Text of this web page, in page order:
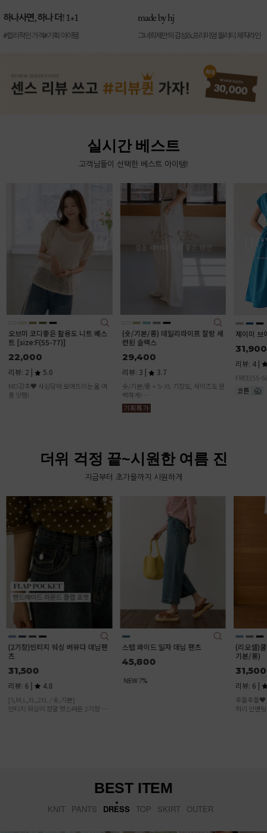
made by hj
그녀희제만의 감성&프리미엄 퀄리티 제작라인
매일 신상 업로드
신상7%할인 득템 기회
실시간 베스트
고객님들이 선택한 베스트 아이템!
(숏/기본/롱) 데일리라이프 찰랑 세
련된 슬랙스
29,400
리뷰: 3 | 3.7
숏/기본/롱 + S~XL 기장도, 사이즈도 완
벽하게!
제이미 브이 랩 원피스
31,900
리뷰: 4 |
FREE(55-66)
데일리커
더위 걱정 끝~시원한 여름 진
지금부터 초가을까지 시원하게
팬 스텝 와이드 일자 데님 팬츠
(리오셀)쿨링 아이스 와이드진(숏/
리뷰: 6 |
후들후들♥ 시원하고 사방스판소재와,
쫀쫀
츠
리뷰
기장 :
사이
BEST ITEM